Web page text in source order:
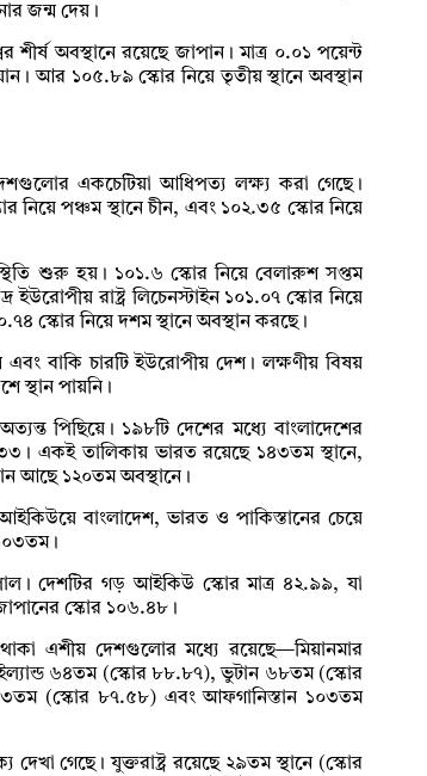
জন্ম দেয়।
অবস্থানে রয়েছে জাপান। মাত্র ০.০১ পয়েন্ট
আর ১০৫.৮৯ স্কোর নিয়ে তৃতীয় স্থানে অবস্থান
একচেটিয়া আধিপত্য লক্ষ্য করা গেছে।
নিয়ে পঞ্চম স্থানে চীন, এবং ১০২.৩৫ স্কোর নিয়ে
শুরু হয়। ১০১.৬ স্কোর নিয়ে বেলারুশ সপ্তম
ইউরোপীয় রাষ্ট্র লিচেনস্টাইন ১০১.০৭ স্কোর নিয়ে
স্কোর নিয়ে দশম স্থানে অবস্থান করছে।
এবং বাকি চারটি ইউরোপীয় দেশ। লক্ষণীয় বিষয়
স্থান পায়নি।
পিছিয়ে। ১৯৮টি দেশের মধ্যে বাংলাদেশের
একই তালিকায় ভারত রয়েছে ১৪৩তম স্থানে,
আছে ১২০তম অবস্থানে।
বাংলাদেশ, ভারত ও পাকিস্তানের চেয়ে
দেশটির গড় আইকিউ স্কোর মাত্র ৪২.৯৯, যা
স্কোর ১০৬.৪৮।
এশীয় দেশগুলোর মধ্যে রয়েছে—মিয়ানমার
৬৪তম (স্কোর ৮৮.৮৭), ভুটান ৬৮তম (স্কোর
(স্কোর ৮৭.৫৮) এবং আফগানিস্তান ১০৩তম
গেছে। যুক্তরাষ্ট্র রয়েছে ২৯তম স্থানে (স্কোর